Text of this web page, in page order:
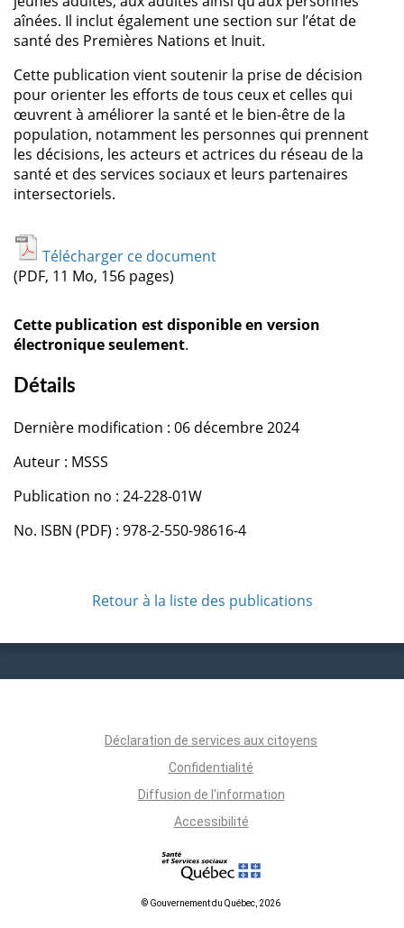
aînées. Il inclut également une section sur l’état de
santé des Premières Nations et Inuit.
Cette publication vient soutenir la prise de décision
pour orienter les efforts de tous ceux et celles qui
œuvrent à améliorer la santé et le bien-être de la
population, notamment les personnes qui prennent
les décisions, les acteurs et actrices du réseau de la
santé et des services sociaux et leurs partenaires
intersectoriels.
Télécharger ce document
(PDF, 11 Mo, 156 pages)
Cette publication est disponible en version
électronique seulement.
Détails
Dernière modification : 06 décembre 2024
Auteur : MSSS
Publication no : 24-228-01W
No. ISBN (PDF) : 978-2-550-98616-4
Retour à la liste des publications
Déclaration de services aux citoyens
Confidentialité
Diffusion de l'information
Accessibilité
© Gouvernement du Québec, 2026